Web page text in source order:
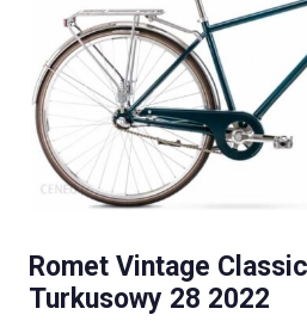
Romet Vintage
Turkusowy 28 2022